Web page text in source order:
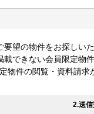
望の物件をお探しいた
できない会員限定物
物件の閲覧・資料請求
2.送信